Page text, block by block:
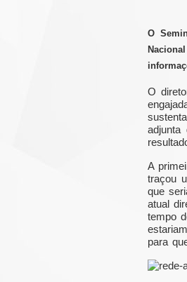
O
O
A
traçou
que
atual
tempo
para